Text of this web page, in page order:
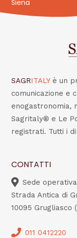
Siena
SAGRITALY è un
comunicazione e
enogastronomia,
Sagritaly® e Le
registrati. Tutti i
CONTATTI
Sede
Strada Antica di
10095 Grugliasco
011 0412220